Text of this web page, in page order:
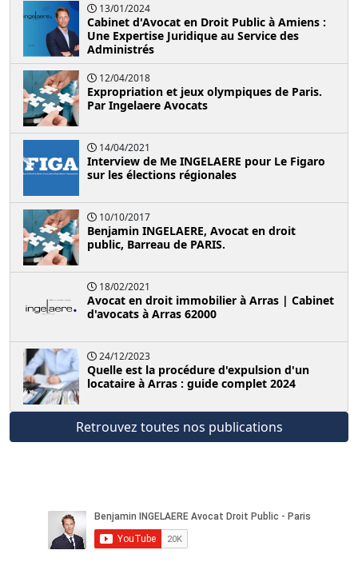
13/01/2024
Cabinet d'Avocat en Droit Public à Amiens :
Une Expertise Juridique au Service des
Administrés
12/04/2018
Expropriation et jeux olympiques de Paris.
Par Ingelaere Avocats
14/04/2021
Interview de Me INGELAERE pour Le Figaro
sur les élections régionales
10/10/2017
Benjamin INGELAERE, Avocat en droit
public, Barreau de PARIS.
18/02/2021
Avocat en droit immobilier à Arras | Cabinet
d'avocats à Arras 62000
24/12/2023
Quelle est la procédure d'expulsion d'un
locataire à Arras : guide complet 2024
Retrouvez toutes nos publications